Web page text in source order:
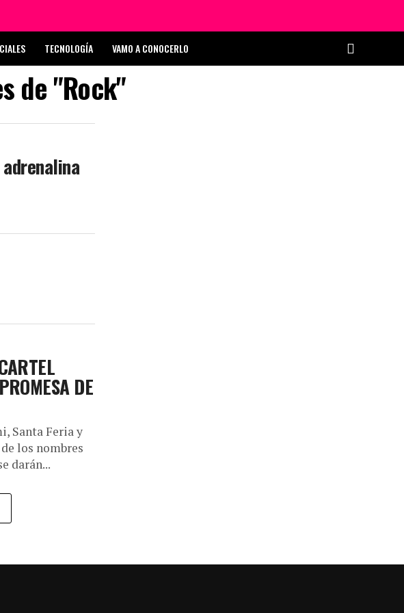
TECNOLOGÍA VAMO A CONOCERLO
de "Rock"
DE
Santa Feria y
los nombres
darán...